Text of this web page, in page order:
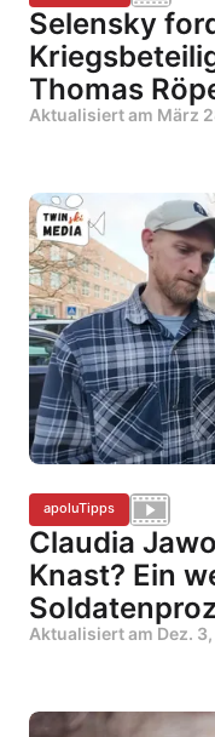
Selensky
Thomas
Aktualisiert am März
apoluTipps
Claudia
Knast? Ein
Aktualisiert am Dez.